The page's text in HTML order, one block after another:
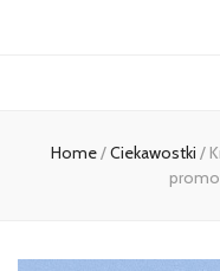
Home/Ciekawostki /